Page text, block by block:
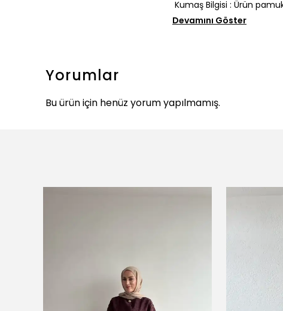
Kumaş Bilgisi : Ürün
Devamını Göster
Yorumlar
Bu ürün için henüz yorum yapılmamış.